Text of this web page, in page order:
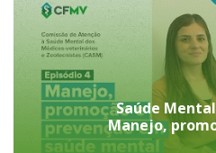
Saúde Mental
Manejo,